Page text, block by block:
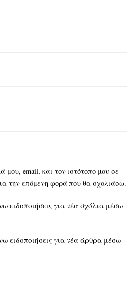
μου, email, και τον ιστότοπο μου σε
την επόμενη φορά που θα σχολιάσω.
ειδοποιήσεις για νέα σχόλια μέσω
ειδοποιήσεις για νέα άρθρα μέσω